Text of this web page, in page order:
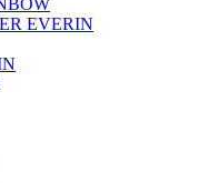
EVERIN